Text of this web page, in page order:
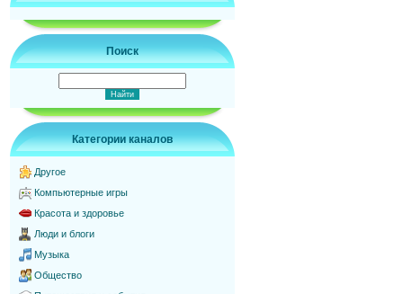
Поиск
Категории каналов
Другое
Компьютерные игры
Красота и здоровье
Люди и блоги
Музыка
Общество